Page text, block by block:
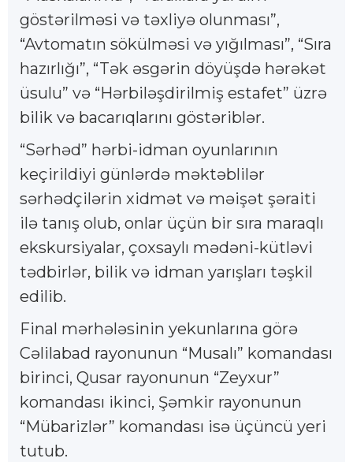
göstərilməsi və təхliyə olunması”,
“Avtomatın sökülməsi və yığılması”, “Sıra
hazırlığı”, “Tək əsgərin döyüşdə hərəkət
üsulu” və “Hərbiləşdirilmiş estafet” üzrə
bilik və bacarıqlarını göstəriblər.
“Sərhəd” hərbi-idman oyunlarının
keçirildiyi günlərdə məktəblilər
sərhədçilərin xidmət və məişət şəraiti
ilə tanış olub, onlar üçün bir sıra maraqlı
ekskursiyalar, çoxsaylı mədəni-kütləvi
tədbirlər, bilik və idman yarışları təşkil
edilib.
Final mərhələsinin yekunlarına görə
Cəlilabad rayonunun “Musalı” komandası
birinci, Qusar rayonunun “Zeyxur”
komandası ikinci, Şəmkir rayonunun
“Mübarizlər” komandası isə üçüncü yeri
tutub.